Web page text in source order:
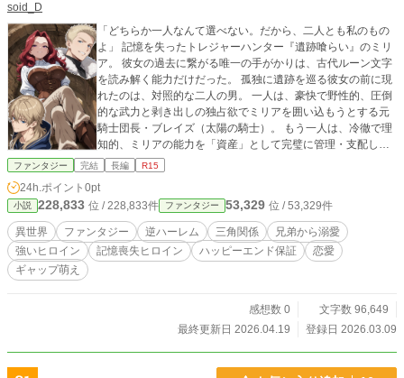
soid_D
「どちらか一人なんて選べない。だから、二人とも私のもの
よ」 記憶を失ったトレジャーハンター『遺跡喰らい』のミリ
ア。 彼女の過去に繋がる唯一の手がかりは、古代ルーン文字
を読み解く能力だけだった。 孤独に遺跡を巡る彼女の前に現
れたのは、対照的な二人の男。 一人は、豪快で野性的、圧倒
的な武力と剥き出しの独占欲でミリアを囲い込もうとする元
騎士団長・ブレイズ（太陽の騎士）。 もう一人は、冷徹で理
知的、ミリアの能力を「資産」として完璧に管理・支配しよ
うと企む天才賢者・アズール（月の賢者）。 犬猿の仲である
なんて全部上書きしてやる」 「ボクの全てを捧げます。だか
ら、ボクだけを見て……」 野性的な騎士の情熱的な愛と、理
知的な賢者の献身的な愛。 謎の組織に狙われ、命の危機を乗
り越える中で、ミリアは自身の内なる力、『器』としての能
力を覚醒させる。そして、二人の男から同時に迫られた彼女
お断り。 失われた記憶と「器」の謎を解き明かすため、強欲
な女王は二人の最強騎士を従えて、世界の秘密を喰らい尽く
を伴うシリアスな戦闘、およびR15程度の性描写が含まれま
す。 ※基本はミリアの1人称視点、視点変更時のみ明記しま
ファンタジー 完結 長編 R15
24h.ポイント 0pt
小説 228,833 位 / 228,833件 ファンタジー 53,329 位 / 53,329件
異世界 ファンタジー 逆ハーレム 三角関係
兄弟から溺愛
強いヒロイン
記憶喪失ヒロイン ハッピーエンド保証
恋愛
ギャップ萌え
感想数 0
文字数 96,649
最終更新日 2026.04.19
登録日 2026.03.09